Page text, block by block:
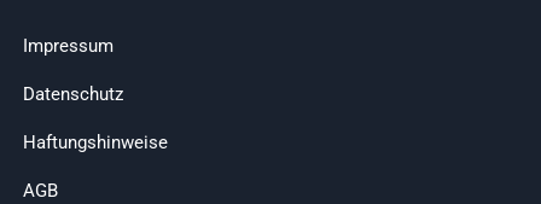
Impressum
Datenschutz
Haftungshinweise
AGB